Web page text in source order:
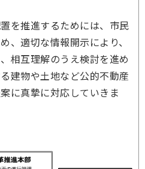
を推進するためには、市民
、適切な情報開示により、
相互理解のうえ検討を進め
建物や土地など公的不動産
に真摯に対応していきま